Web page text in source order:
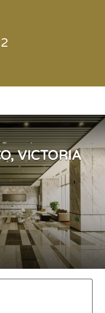
y Comercial
VICTORIA